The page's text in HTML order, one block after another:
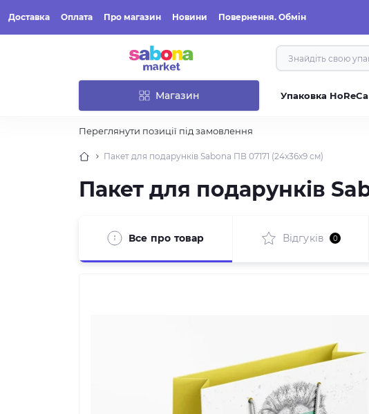
Доставка Оплата Про магазин Новини Повернення. Обмін
Магазин Упаковка HoReCa
Переглянути позиції під замовлення
Пакет для подарунків Sabona ПВ 07171 (24x36x9 см)
Пакет для подарунків
Все про товар Відгуків 0